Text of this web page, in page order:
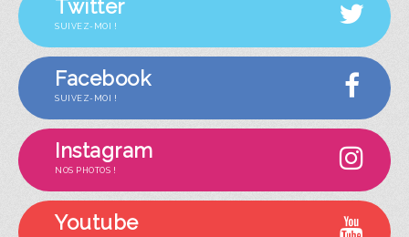
Twitter
SUIVEZ-MOI !
Facebook
SUIVEZ-MOI !
Instagram
NOS PHOTOS !
Youtube